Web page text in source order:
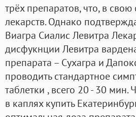
трёх препаратов, что, в
лекарств. Однако
Виагра Сиалис Левитра
дисфукнции Левитра
препарата – Сухагра и
проводить стандартное
таблетки , всего 20 - 30 мин.
в каплях купить